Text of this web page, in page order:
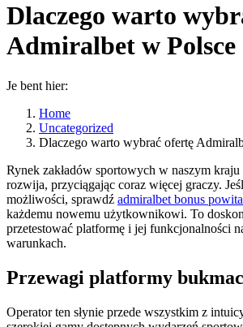
Dlaczego warto
Admiralbet w Polsce
Je bent hier:
Home
Uncategorized
Dlaczego warto wybrać ofertę
Rynek zakładów sportowych w naszym
rozwija, przyciągając coraz więcej graczy.
możliwości, sprawdź admiralbet bonus
każdemu nowemu użytkownikowi. To
przetestować platformę i jej funkcjonalności
warunkach.
Przewagi platformy
Operator ten słynie przede wszystkim z